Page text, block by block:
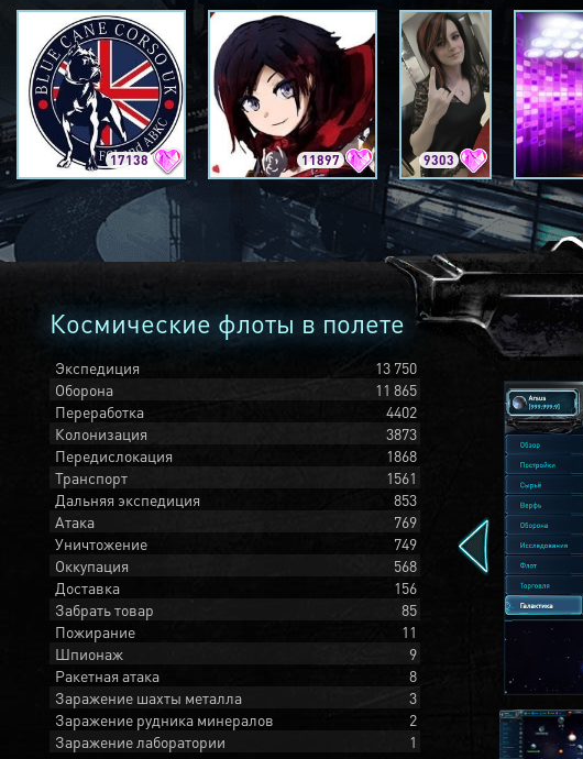
17138 11897 9303
Космические флоты в полете
Экспедиция
13 750
Оборона
11 865
Переработка
4402
Колонизация
3873
Передислокация
1868
Транспорт
1561
Дальняя экспедиция
853
Атака
769
Уничтожение
749
Оккупация
568
Доставка
156
Забрать товар
85
Пожирание
11
Шпионаж
9
Ракетная атака
8
Заражение шахты металла
3
Заражение рудника минералов
2
Заражение лаборатории
1